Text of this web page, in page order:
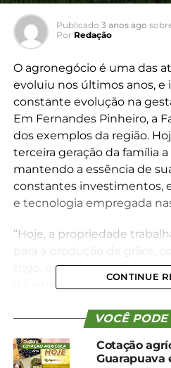
Publicado 3 anos ago
Por Redação
O agronegócio é uma das
evoluiu nos últimos anos, e
constante evolução na
Em Fernandes Pinheiro, a
dos exemplos da região.
terceira geração da família
mantendo a essência de
constantes investimentos,
e tecnologia empregada
“Hoje, a propriedade
trigo, entre outros. Temos
de armazenamento na
conta
Guilherme Derviche
CONTINUE
VOCÊ PODE
Cotação
Guarapuava